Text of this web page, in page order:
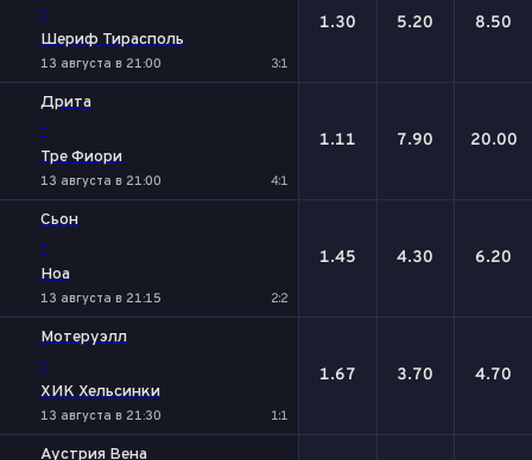
-
Шериф Тирасполь
13 августа в 21:00 3:1
1.30 5.20 8.50
Дрита
-
Тре Фиори
13 августа в 21:00 4:1
1.11 7.90 20.00
Сьон
-
Ноа
13 августа в 21:15 2:2
1.45 4.30 6.20
Мотеруэлл
-
ХИК Хельсинки
13 августа в 21:30 1:1
1.67 3.70 4.70
Аустрия Вена